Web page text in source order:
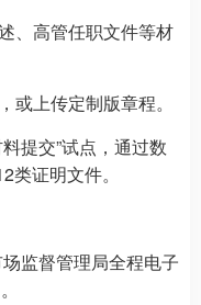
、高管任职文件等材
或上传定制版章程。
提交”试点，通过数
证明文件。
监督管理局全程电子